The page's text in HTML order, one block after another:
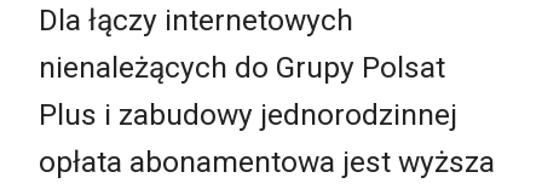
Dla łączy internetowych
nienależących do Grupy Polsat
Plus i zabudowy jednorodzinnej
opłata abonamentowa jest wyższa